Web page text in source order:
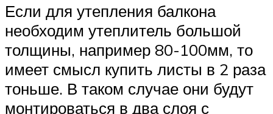
Если для утепления балкона
необходим утеплитель большой
толщины, например 80-100мм, то
имеет смысл купить листы в 2 раза
тоньше. В таком случае они будут
монтироваться в два слоя с